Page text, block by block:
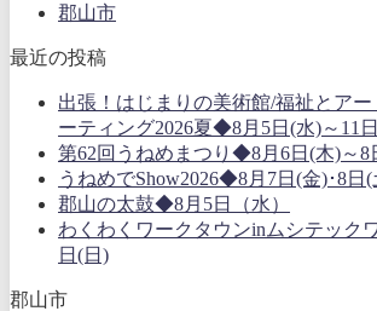
郡山市
最近の投稿
出張！はじまりの美術館/福祉とアー
ーティング2026夏◆8月5日(水)～11
第62回うねめまつり◆8月6日(木)～8
うねめでShow2026◆8月7日(金)･8日(
郡山の太鼓◆8月5日（水）
わくわくワークタウンinムシテック
日(日)
郡山市